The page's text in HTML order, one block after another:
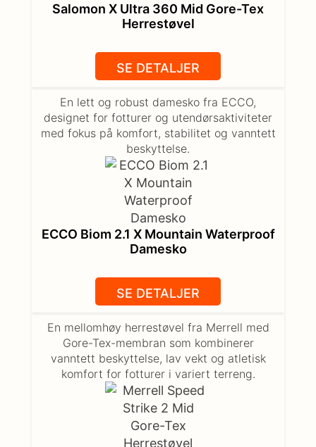
Salomon X Ultra 360 Mid Gore-Tex
Herrestøvel
SE DETALJER
ECCO Biom 2.1 X Mountain Waterproof
Damesko
En lett og robust damesko fra ECCO,
designet for fotturer og utendørsaktiviteter
med fokus på komfort, stabilitet og vanntett
beskyttelse.
SE DETALJER
En mellomhøy herrestøvel fra Merrell med
Gore-Tex-membran som kombinerer
vanntett beskyttelse, lav vekt og atletisk
komfort for fotturer i variert terreng.